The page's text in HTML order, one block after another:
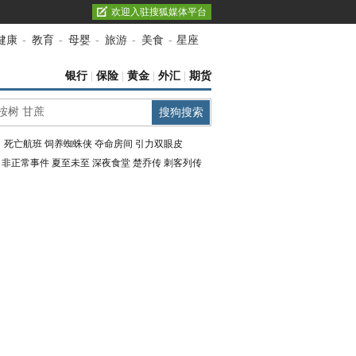
欢迎入驻搜狐媒体平台
康 - 教育 - 母婴 - 旅游 - 美食 - 星座
银行| 保险 黄金 外汇 期货
死亡航班 饲养蜘蛛侠 夺命房间 引力双眼皮
非正常事件 夏至未至 深夜食堂 楚乔传 刺客列传